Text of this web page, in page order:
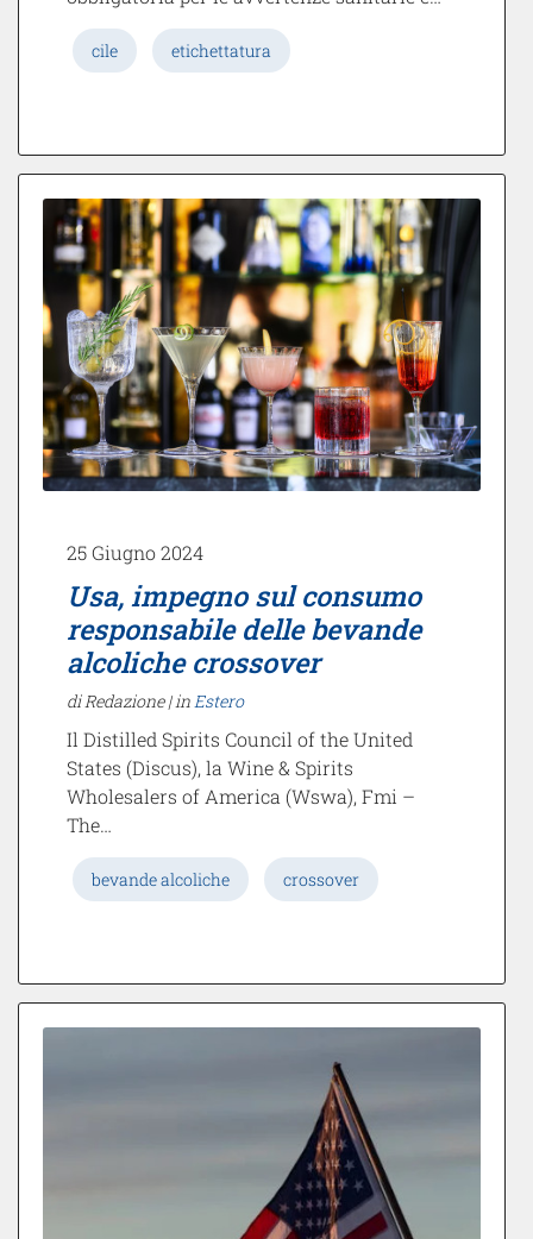
cile etichettatura
25 Giugno 2024
Usa, impegno sul consumo
responsabile delle bevande
alcoliche crossover
di Redazione | in Estero
Il Distilled Spirits Council of the United
States (Discus), la Wine & Spirits
Wholesalers of America (Wswa), Fmi –
The…
bevande alcoliche crossover